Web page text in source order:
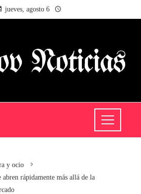
jueves, agosto 6
y ocio
abren rápidamente más allá de la